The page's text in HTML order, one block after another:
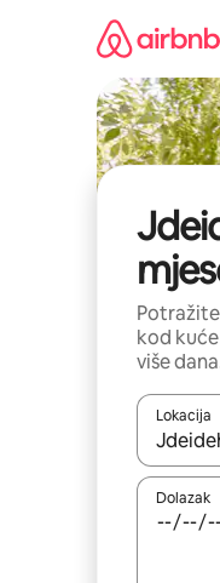
kod
više
Lokacija
Kada
Dolazak